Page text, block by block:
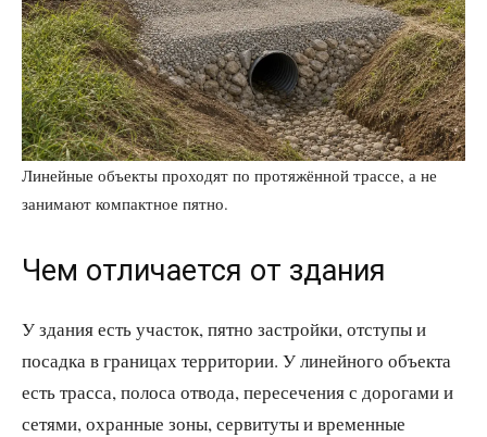
Линейные объекты проходят по протяжённой трассе, а не
занимают компактное пятно.
Чем отличается от здания
У здания есть участок, пятно застройки, отступы и
посадка в границах территории. У линейного объекта
есть трасса, полоса отвода, пересечения с дорогами и
сетями, охранные зоны, сервитуты и временные